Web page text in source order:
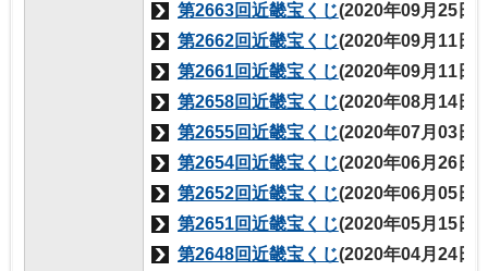
第2663回近畿宝くじ(2020年09月25日
第2662回近畿宝くじ(2020年09月11日
第2661回近畿宝くじ(2020年09月11日
第2658回近畿宝くじ(2020年08月14日
第2655回近畿宝くじ(2020年07月03日
第2654回近畿宝くじ(2020年06月26日
第2652回近畿宝くじ(2020年06月05日
第2651回近畿宝くじ(2020年05月15日
第2648回近畿宝くじ(2020年04月24日